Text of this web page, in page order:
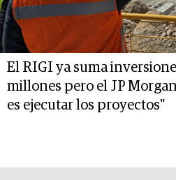
El RIGI ya suma
millones pero el JP
es ejecutar los proyectos"